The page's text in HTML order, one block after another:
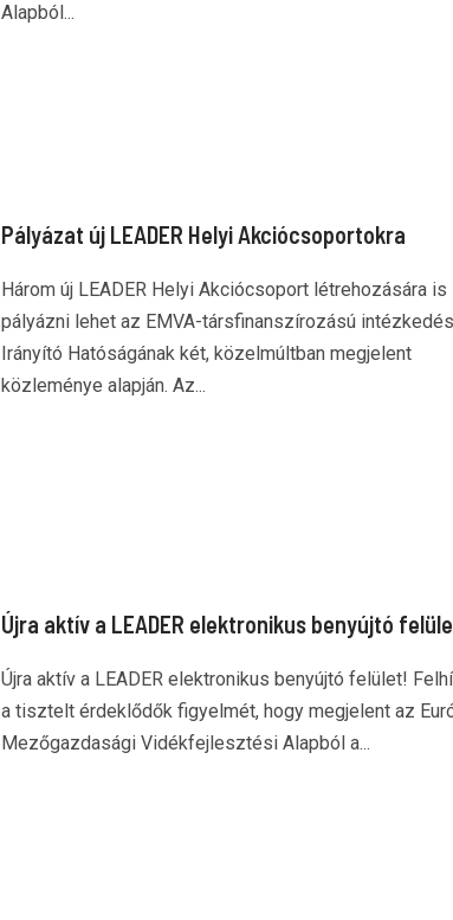
Alapból...
Pályázat új LEADER Helyi Akciócsoportokra
Három új LEADER Helyi Akciócsoport létrehozására is
pályázni lehet az EMVA-társfinanszírozású
Irányító Hatóságának két, közelmúltban megjelent
közleménye alapján. Az...
Újra aktív a LEADER elektronikus benyújtó
Újra aktív a LEADER elektronikus benyújtó felület!
a tisztelt érdeklődők figyelmét, hogy megjelent az
Mezőgazdasági Vidékfejlesztési Alapból a...